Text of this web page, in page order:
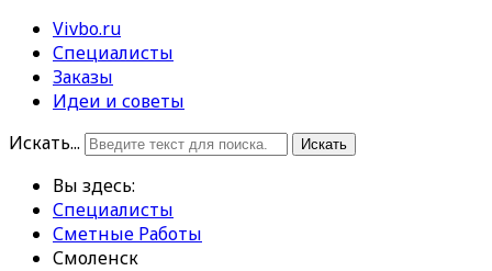
Vivbo.ru
Специалисты
Заказы
Идеи и советы
Искать...
Искать
Вы здесь:
Специалисты
Сметные Работы
Смоленск